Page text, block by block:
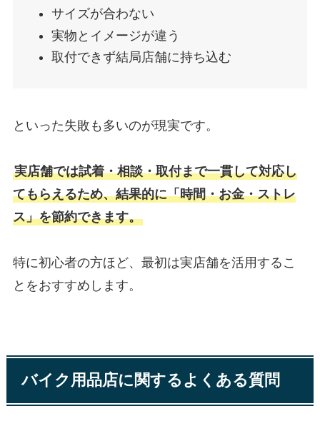
サイズが合わない
実物とイメージが違う
取付できず結局店舗に持ち込む
といった失敗も多いのが現実です。
実店舗では試着・相談・取付まで一貫して対応し
てもらえるため、結果的に「時間・お金・ストレ
ス」を節約できます。
特に初心者の方ほど、最初は実店舗を活用するこ
とをおすすめします。
バイク用品店に関するよくある質問